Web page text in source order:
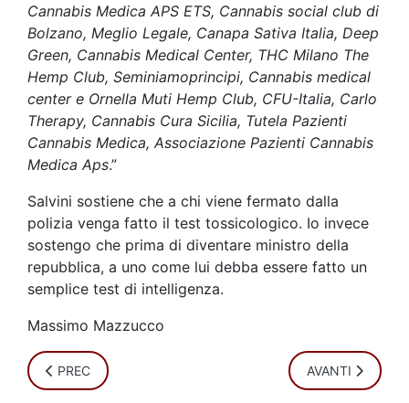
Cannabis Medica APS ETS, Cannabis social club di
Bolzano, Meglio Legale, Canapa Sativa Italia, Deep
Green, Cannabis Medical Center, THC Milano The
Hemp Club, Seminiamoprincipi, Cannabis medical
center e Ornella Muti Hemp Club, CFU-Italia, Carlo
Therapy, Cannabis Cura Sicilia, Tutela Pazienti
Cannabis Medica, Associazione Pazienti Cannabis
Medica Aps.”
Salvini sostiene che a chi viene fermato dalla
polizia venga fatto il test tossicologico. Io invece
sostengo che prima di diventare ministro della
repubblica, a uno come lui debba essere fatto un
semplice test di intelligenza.
Massimo Mazzucco
ARTICOLO PRECEDENTE: CONCLUSA LA COMMISSIONE
PREC ARTICOLO
AVANTI